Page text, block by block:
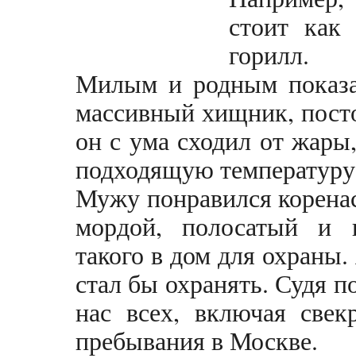
стоит
горилл.
Милым и родным
массивный хищник,
он с ума сходил от
подходящую
Мужу понравился
мордой, полосатый и
такого в дом для
стал бы охранять. Судя
нас всех, включая
пребывания в Москве.